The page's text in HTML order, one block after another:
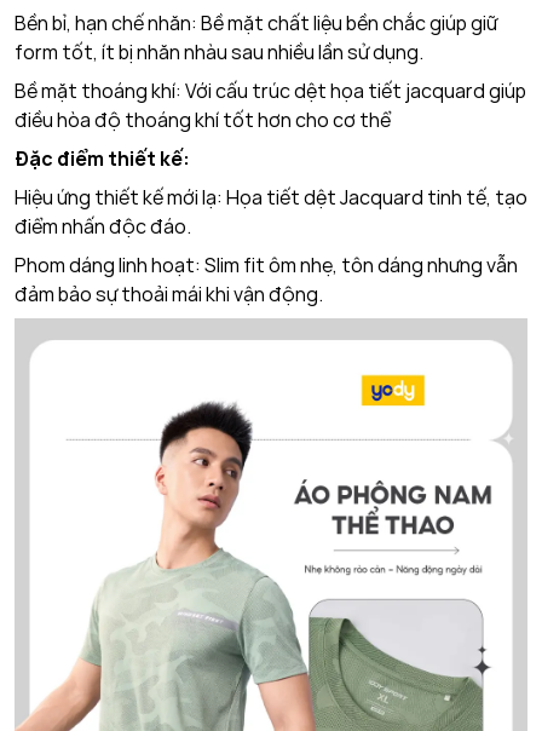
Bền bỉ, hạn chế nhăn: Bề mặt chất liệu bền chắc giúp giữ
form tốt, ít bị nhăn nhàu sau nhiều lần sử dụng.
Bề mặt thoáng khí: Với cấu trúc dệt họa tiết jacquard giúp
điều hòa độ thoáng khí tốt hơn cho cơ thể
Đặc điểm thiết kế:
Hiệu ứng thiết kế mới lạ: Họa tiết dệt Jacquard tinh tế, tạo
điểm nhấn độc đáo.
Phom dáng linh hoạt: Slim fit ôm nhẹ, tôn dáng nhưng vẫn
đảm bảo sự thoải mái khi vận động.